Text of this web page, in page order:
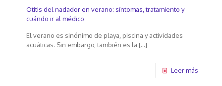
Otitis del nadador en verano: síntomas, tratamiento y
cuándo ir al médico
El verano es sinónimo de playa, piscina y actividades
acuáticas. Sin embargo, también es la […]
Leer más